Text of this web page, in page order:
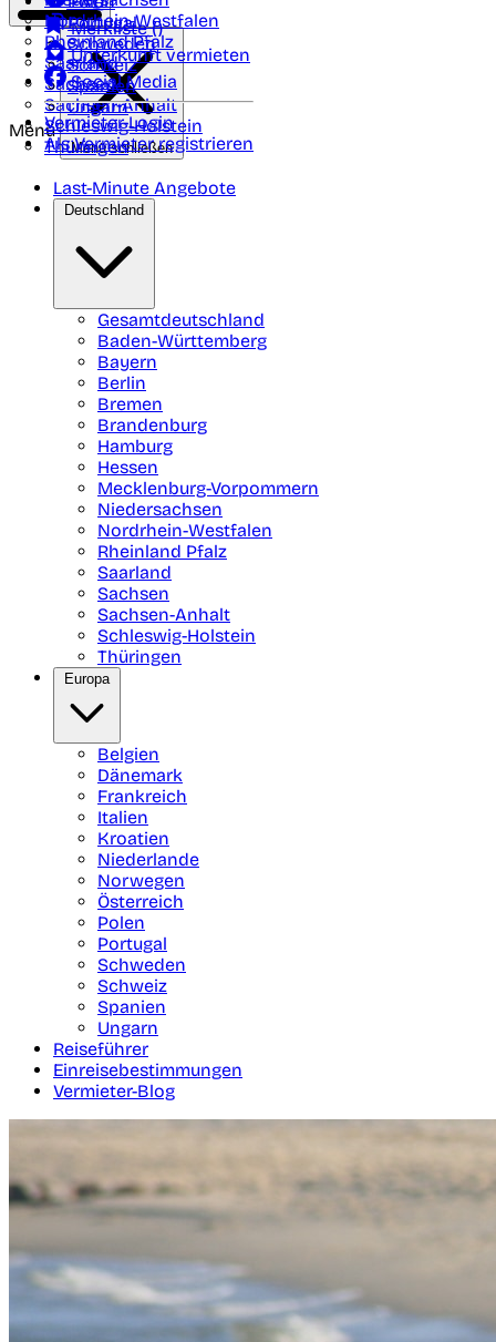
Nordrhein-Westfalen
Rheinland Pfalz
Saarland
Sachsen
Sachsen-Anhalt
Schleswig-Holstein
Thüringen
Portugal
Schweden
Schweiz
Spanien
Ungarn
Merkliste ()
Unterkunft vermieten
Social Media
Vermieter-Login
Als Vermieter registrieren
Menü
Menü schließen
Last-Minute Angebote
Deutschland
Gesamtdeutschland
Baden-Württemberg
Bayern
Berlin
Bremen
Brandenburg
Hamburg
Hessen
Mecklenburg-Vorpommern
Niedersachsen
Nordrhein-Westfalen
Rheinland Pfalz
Saarland
Sachsen
Sachsen-Anhalt
Schleswig-Holstein
Thüringen
Europa
Belgien
Dänemark
Frankreich
Italien
Kroatien
Niederlande
Norwegen
Österreich
Polen
Portugal
Schweden
Schweiz
Spanien
Ungarn
Reiseführer
Einreisebestimmungen
Vermieter-Blog